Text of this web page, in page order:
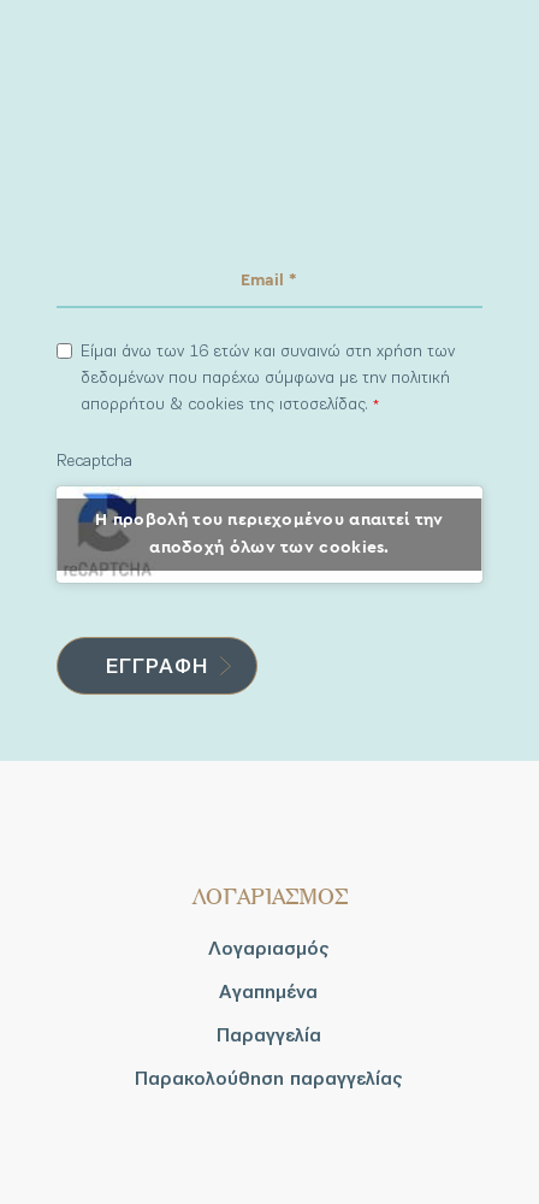
Είμαι άνω των 16 ετών και συναινώ στη χρήση των
δεδομένων που παρέχω σύμφωνα με την πολιτική
απορρήτου & cookies της ιστοσελίδας.*
Recaptcha
Η προβολή του περιεχομένου απαιτεί την
αποδοχή όλων των cookies.
ΛΟΓΑΡΙΑΣΜΟΣ
Λογαριασμός
Αγαπημένα
Παραγγελία
Παρακολούθηση παραγγελίας